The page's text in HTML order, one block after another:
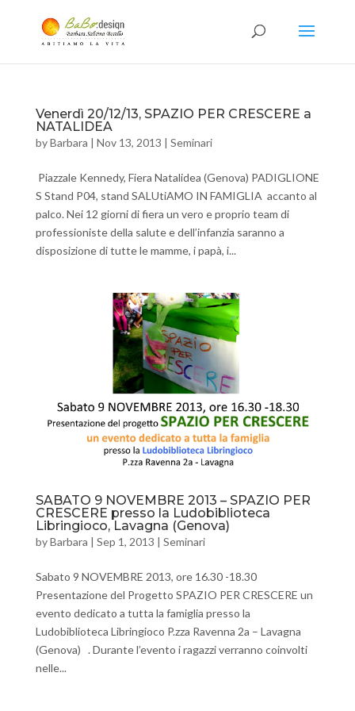
Venerdì 20/12/13, SPAZIO PER CRESCERE a
NATALIDEA
byBarbara | Nov 13, 2013 | Seminari
Piazzale Kennedy, Fiera Natalidea (Genova) PADIGLIONE
S Stand P04, stand SALUtiAMO IN FAMIGLIA accanto al
palco. Nei 12 giorni di fiera un vero e proprio team di
professioniste della salute e dell’infanzia saranno a
disposizione di tutte le mamme, i papà, i...
SABATO 9 NOVEMBRE 2013 – SPAZIO PER
CRESCERE presso la Ludobiblioteca
Libringioco, Lavagna (Genova)
byBarbara | Sep 1, 2013 | Seminari
Sabato 9 NOVEMBRE 2013, ore 16.30 -18.30
Presentazione del Progetto SPAZIO PER CRESCERE un
evento dedicato a tutta la famiglia presso la
Ludobiblioteca Libringioco P.zza Ravenna 2a – Lavagna
(Genova) . Durante l’evento i ragazzi verranno coinvolti
nelle...